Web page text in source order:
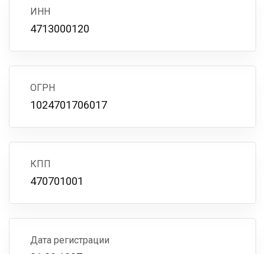
ИНН
4713000120
ОГРН
1024701706017
КПП
470701001
Дата регистрации